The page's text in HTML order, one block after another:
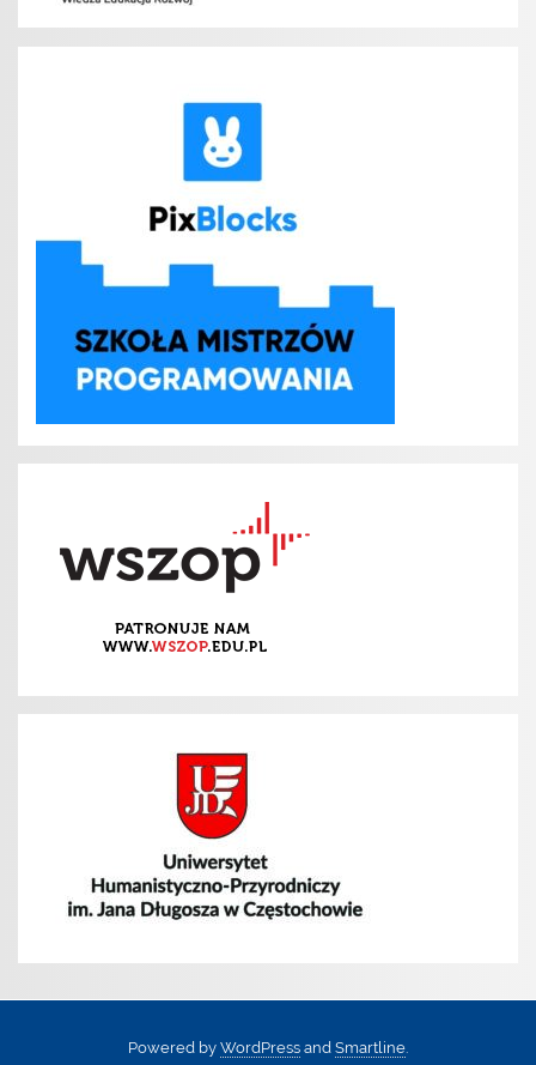
Powered by WordPress and Smartline.